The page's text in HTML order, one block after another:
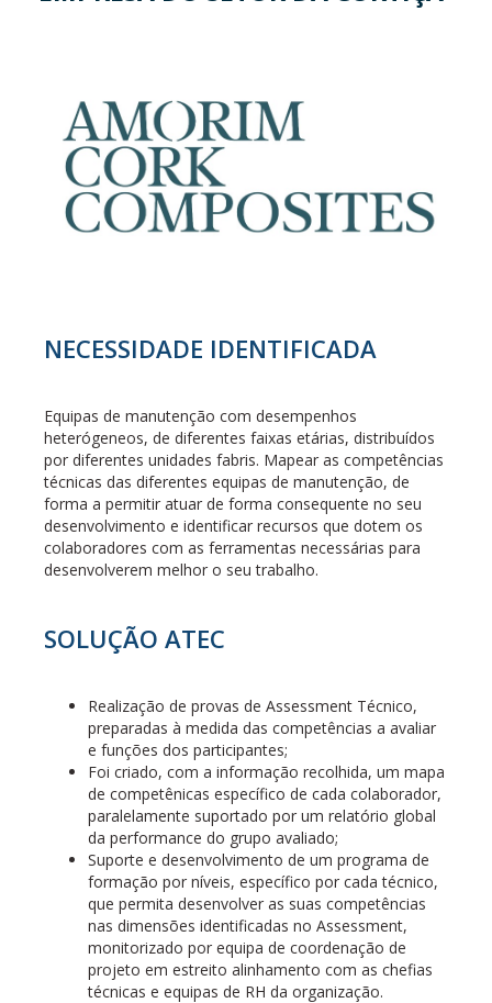
NECESSIDADE IDENTIFICADA
Equipas de manutenção com desempenhos
heterógeneos, de diferentes faixas etárias, distribuídos
por diferentes unidades fabris. Mapear as competências
técnicas das diferentes equipas de manutenção, de
forma a permitir atuar de forma consequente no seu
desenvolvimento e identificar recursos que dotem os
colaboradores com as ferramentas necessárias para
desenvolverem melhor o seu trabalho.
SOLUÇÃO ATEC
Realização de provas de Assessment Técnico,
preparadas à medida das competências a avaliar
e funções dos participantes;
Foi criado, com a informação recolhida, um mapa
de competênicas específico de cada colaborador,
paralelamente suportado por um relatório global
da performance do grupo avaliado;
Suporte e desenvolvimento de um programa de
formação por níveis, específico por cada técnico,
que permita desenvolver as suas competências
nas dimensões identificadas no Assessment,
monitorizado por equipa de coordenação de
projeto em estreito alinhamento com as chefias
técnicas e equipas de RH da organização.